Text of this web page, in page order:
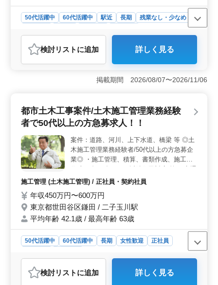
50代活躍中 60代活躍中 駅近 長期
残業なし・少なめ
おすすめポイント
＜アクセスの良さ＞ 勤務地は用賀駅から徒歩圏内のた
め、通勤が非常に便利です。駅近のため公共交通機関で
の通勤がスムーズに行えます。東京都内での勤務を希望
わりのプライベートな時間も楽しむことができま
す。 ＜働きやすい環境と充実した福利厚生＞ 勤務
かで、残業がなく、ワークライフバランスを重視した働
き方が可能です。週休二日のシフト制により、定期的に
休みが取れるため、リフレッシュしながら働けます。さ
らに、雇用保険、労災保険、健康保険、厚生年金といっ
た福利厚生が充実しており、安定して長期的に働ける環
境が整っています。年収も350万円〜600万円と幅広く設
定されており、スキルや経験に応じた昇給や賞与も期待
できます。 ＜ベテラン層の活躍と多様な業務内容
＞ 中高年のベテラン料理人も多く活躍しており、これ
までの経験を存分に活かして働ける職場です。主な業務
内容には、簡易調理や軽食の調理、発注、シフト管理な
どが含まれ、多岐にわたる業務を担当するため、やりが
いのある仕事です。特に、調理師免許をお持ちの方は優
遇されるため、専門資格を活かして働けるチャンスがあ
ります。ベテラン層の採用を積極的に行っているため、
経験豊富な方には最適な職場環境です。
検討リスト に追加 詳しく見る
掲載期間 2026/08/07〜2026/11/06
都市土木工事案件/土木施工管理業務経験
者で50代以上の方急募求人！！
案件：道路、河川、上下水道、橋梁 等 ◎土
木施工管理業務経験者/50代以上の方急募企
業◎ ・施工管理、積算、書類作成、施工図
費：全額支給 ・昇給制度あり ・資格手当あ
木施工管理業務経験者条件面優遇 50代以上
の施工管理経験者お気軽にお問合せください
ご応募お待ちしております！！
施工管理 (土木施工管理) / 正社員・契約社員
年収450万円〜600万円
東京都世田谷区鎌田 / 二子玉川駅
平均年齢 42.1歳 / 最高年齢 63歳
50代活躍中 60代活躍中 長期 女性歓迎
正社員
おすすめポイント
＜専門知識を活かすチャンス＞ 都市土木工事案件に特
検討リスト に追加 詳しく見る